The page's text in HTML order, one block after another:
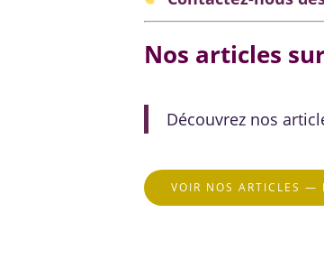
Nos articles
Découvrez nos
VOIR NOS ARTICLES —